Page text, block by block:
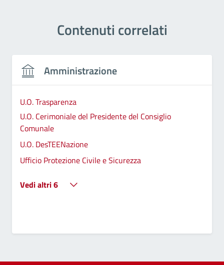
Contenuti correlati
Amministrazione
U.O. Trasparenza
U.O. Cerimoniale del Presidente del Consiglio
Comunale
U.O. DesTEENazione
Ufficio Protezione Civile e Sicurezza
Vedi altri 6